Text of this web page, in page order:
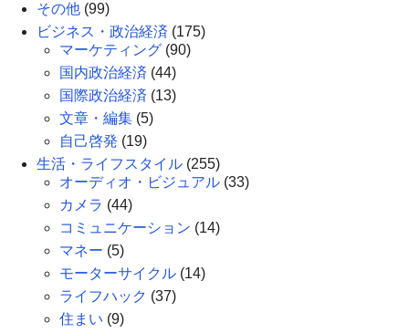
その他 (99)
ビジネス・政治経済 (175)
マーケティング (90)
国内政治経済 (44)
国際政治経済 (13)
文章・編集 (5)
自己啓発 (19)
生活・ライフスタイル (255)
オーディオ・ビジュアル (33)
カメラ (44)
コミュニケーション (14)
マネー (5)
モーターサイクル (14)
ライフハック (37)
住まい (9)